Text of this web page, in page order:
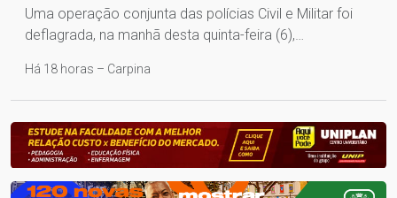
Uma operação conjunta das polícias Civil e Militar foi
deflagrada, na manhã desta quinta-feira (6),…
Há 18 horas – Carpina